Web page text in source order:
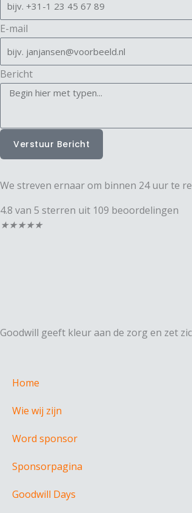
E-mail
Bericht
Verstuur Bericht
We streven ernaar om binnen 24 uur te
4.8 van 5 sterren uit 109 beoordelingen
★★★★★Beoordeling:
Goodwill geeft kleur aan de zorg en zet
Home
Wie wij zijn
Word sponsor
Sponsorpagina
Goodwill Days